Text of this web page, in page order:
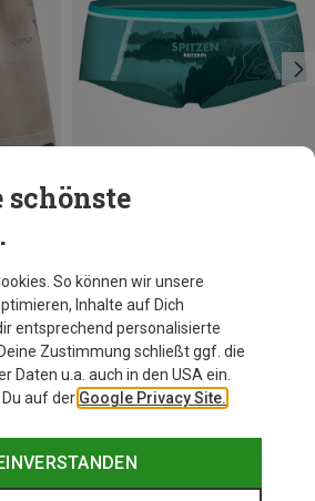
schönste
So können wir unsere
Inhalte auf Dich
entsprechend personalisierte
Zustimmung schließt ggf. die
Daten u.a. auch in den USA ein.
auf der Google Privacy Site.